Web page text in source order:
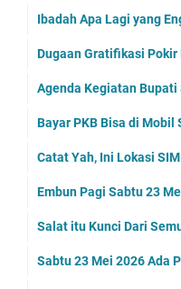
Ibadah Apa Lagi yang
Dugaan Gratifikasi Pokir
Agenda Kegiatan Bupati
Bayar PKB Bisa di
Catat Yah, Ini Lokasi
Embun Pagi Sabtu 23
Salat itu Kunci Dari
Sabtu 23 Mei 2026 Ada